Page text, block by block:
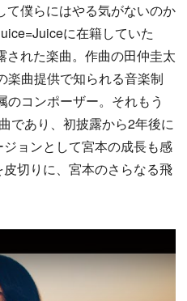
て僕らにはやる気がないのか
に在籍していた
れた楽曲。作曲の田仲圭太
楽曲提供で知られる音楽制
コンポーザー。それもう
であり、初披露から2年後に
ョンとして宮本の成長も感
切りに、宮本のさらなる飛